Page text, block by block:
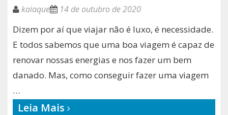
kaiaque 14 de outubro de 2020
Dizem por aí que viajar não é luxo, é necessidade.
E todos sabemos que uma boa viagem é capaz de
renovar nossas energias e nos fazer um bem
danado. Mas, como conseguir fazer uma viagem
…
Leia Mais